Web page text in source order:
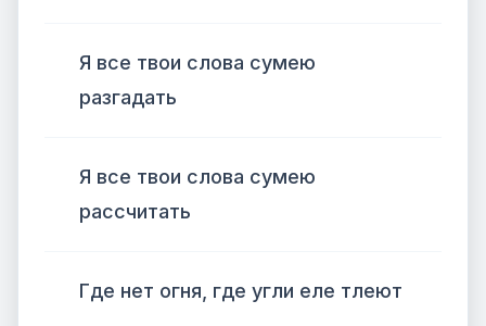
Я все твои слова сумею
разгадать
Я все твои слова сумею
рассчитать
Где нет огня, где угли еле тлеют